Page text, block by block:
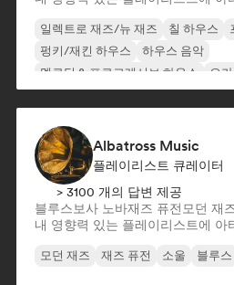
일렉트로 재즈/뉴 재즈 칠 하우스
펑키/재킨 하우스
하우스 음악
멜로딕 & 프로그레시브 하우스
오
Albatross Music
플레이리스트 큐레이터
> 3100 개의 답변 제공
블루스보사 노바재즈 퓨전 모던 재
내 영향력 있는 플레이리스트에 아
모던 재즈 재즈 퓨전 소울 블루스